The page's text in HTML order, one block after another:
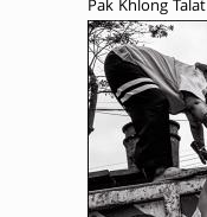
Pak Khlong Talat